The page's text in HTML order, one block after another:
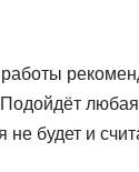
будет и